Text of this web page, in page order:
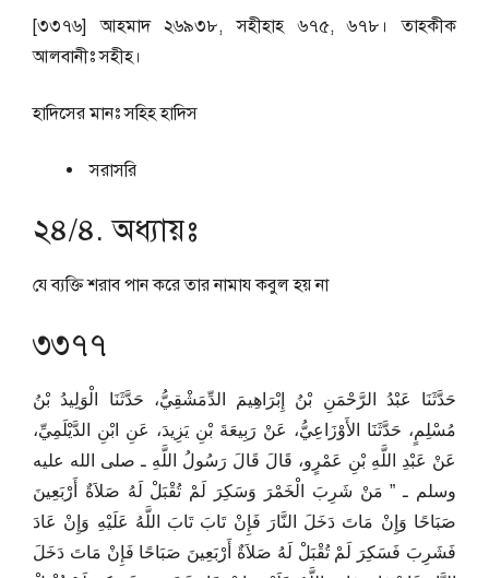
[৩৩৭৬] আহমাদ ২৬৯৩৮, সহীহাহ ৬৭৫, ৬৭৮। তাহকীক
আলবানীঃ সহীহ।
হাদিসের মানঃসহিহ হাদিস
সরাসরি
২৪/৪. অধ্যায়ঃ
যে ব্যক্তি শরাব পান করে তার নামায কবুল হয় না
৩৩৭৭
حَدَّثَنَا عَبْدُ الرَّحْمَنِ بْنُ إِبْرَاهِيمَ الدِّمَشْقِيُّ، حَدَّثَنَا الْوَلِيدُ بْنُ
مُسْلِمٍ، حَدَّثَنَا الأَوْزَاعِيُّ، عَنْ رَبِيعَةَ بْنِ يَزِيدَ، عَنِ ابْنِ الدَّيْلَمِيِّ،
عَنْ عَبْدِ اللَّهِ بْنِ عَمْرٍو، قَالَ قَالَ رَسُولُ اللَّهِ ـ صلى الله عليه
وسلم ـ ‏”‏ مَنْ شَرِبَ الْخَمْرَ وَسَكِرَ لَمْ تُقْبَلْ لَهُ صَلاَةٌ أَرْبَعِينَ
صَبَاحًا وَإِنْ مَاتَ دَخَلَ النَّارَ فَإِنْ تَابَ تَابَ اللَّهُ عَلَيْهِ وَإِنْ عَادَ
فَشَرِبَ فَسَكِرَ لَمْ تُقْبَلْ لَهُ صَلاَةٌ أَرْبَعِينَ صَبَاحًا فَإِنْ مَاتَ دَخَلَ